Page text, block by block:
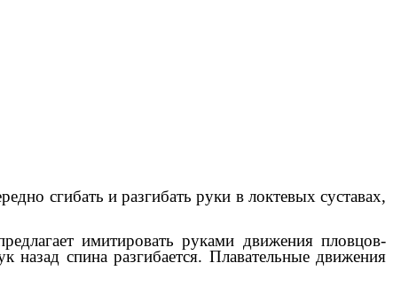
сгибать и разгибать руки в локтевых суставах,
имитировать руками движения пловцов-
спина разгибается. Плавательные движения